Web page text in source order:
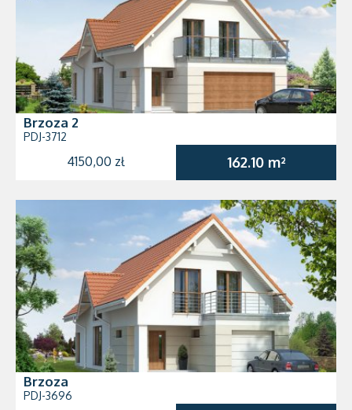
Brzoza 2
PDJ-3712
4150,00 zł 162.10 m²
Brzoza
PDJ-3696